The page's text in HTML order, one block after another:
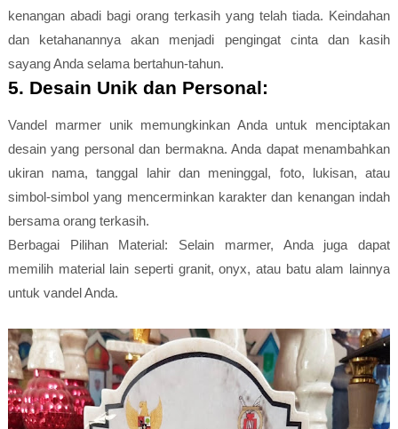
kenangan abadi bagi orang terkasih yang telah tiada. Keindahan
dan ketahanannya akan menjadi pengingat cinta dan kasih
sayang Anda selama bertahun-tahun.
5. Desain Unik dan Personal:
Vandel marmer unik memungkinkan Anda untuk menciptakan
desain yang personal dan bermakna. Anda dapat menambahkan
ukiran nama, tanggal lahir dan meninggal, foto, lukisan, atau
simbol-simbol yang mencerminkan karakter dan kenangan indah
bersama orang terkasih.
Berbagai Pilihan Material: Selain marmer, Anda juga dapat
memilih material lain seperti granit, onyx, atau batu alam lainnya
untuk vandel Anda.